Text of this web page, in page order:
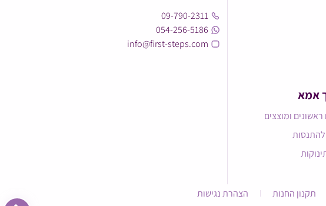
אמא​
ומוצצים
להתנסות
09-790-2311
054-256-5186
info@first-steps.com
תקנון החנות הצהרת נגישות